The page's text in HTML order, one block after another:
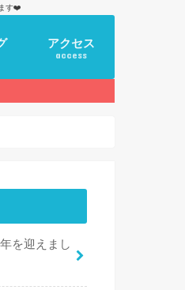
す❤️
アクセス
access
を迎えまし